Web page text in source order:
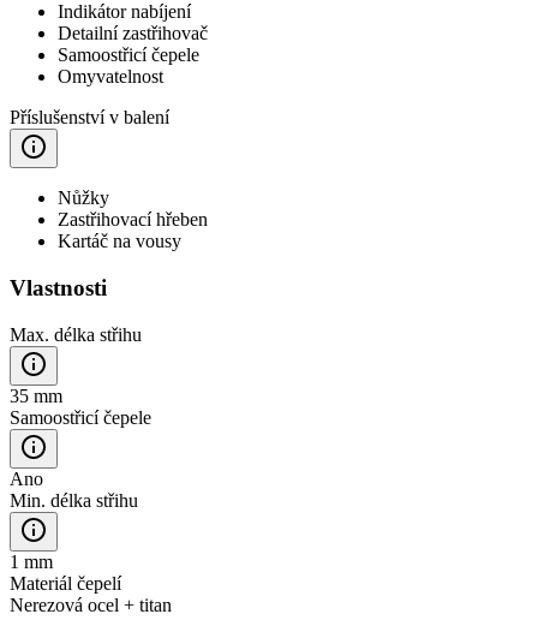
Indikátor nabíjení
Detailní zastřihovač
Samoostřicí čepele
Omyvatelnost
Příslušenství v balení
Nůžky
Zastřihovací hřeben
Kartáč na vousy
Vlastnosti
Max. délka střihu
35 mm
Samoostřicí čepele
Ano
Min. délka střihu
1 mm
Materiál čepelí
Nerezová ocel + titan